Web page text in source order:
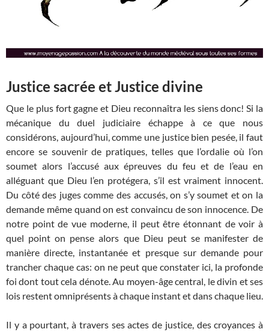
Justice sacrée et Justice divine
Que le plus fort gagne et Dieu reconnaîtra les siens donc! Si la
mécanique du duel judiciaire échappe à ce que nous
considérons, aujourd’hui, comme une justice bien pesée, il faut
encore se souvenir de pratiques, telles que l’ordalie où l’on
soumet alors l’accusé aux épreuves du feu et de l’eau en
alléguant que Dieu l’en protégera, s’il est vraiment innocent.
Du côté des juges comme des accusés, on s’y soumet et on la
demande même quand on est convaincu de son innocence. De
notre point de vue moderne, il peut être étonnant de voir à
quel point on pense alors que Dieu peut se manifester de
manière directe, instantanée et presque sur demande pour
trancher chaque cas: on ne peut que constater ici, la profonde
foi dont tout cela dénote. Au moyen-âge central, le divin et ses
lois restent omniprésents à chaque instant et dans chaque lieu.
Il y a pourtant, à travers ses actes de justice, des croyances à